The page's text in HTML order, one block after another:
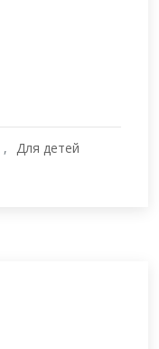
Для детей